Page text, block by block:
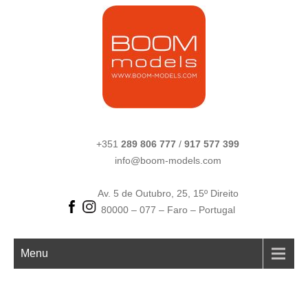
+351 289 806 777 / 917 577 399
info@boom-models.com
Av. 5 de Outubro, 25, 15º Direito
80000 – 077 – Faro – Portugal
Menu